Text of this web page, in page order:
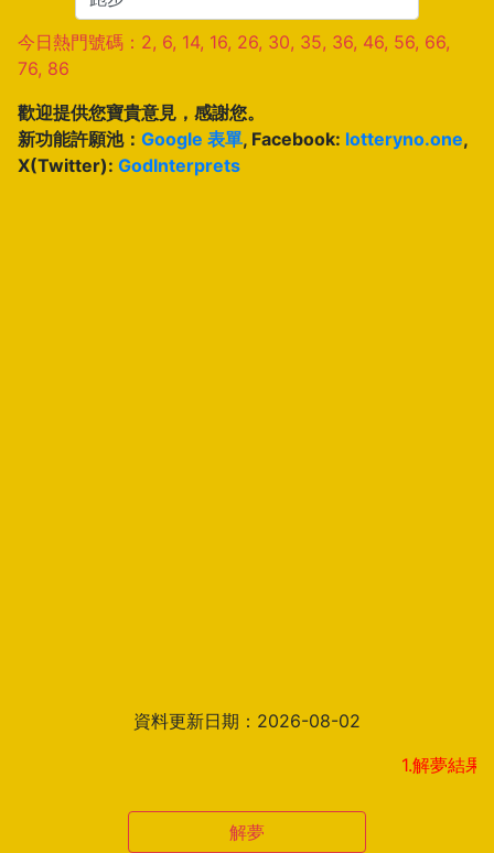
今日熱門號碼：2, 6, 14, 16, 26, 30, 35, 36, 46, 56, 66,
76, 86
歡迎提供您寶貴意見，感謝您。
新功能許願池： Google 表單, Facebook: lotteryno.one,
X(Twitter): GodInterprets
資料更新日期：2026-08-02
1.解夢結果頁新增見
解夢